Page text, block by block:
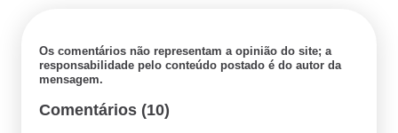
Os comentários não representam a opinião do site; a
responsabilidade pelo conteúdo postado é do autor da
mensagem.
Comentários (10)